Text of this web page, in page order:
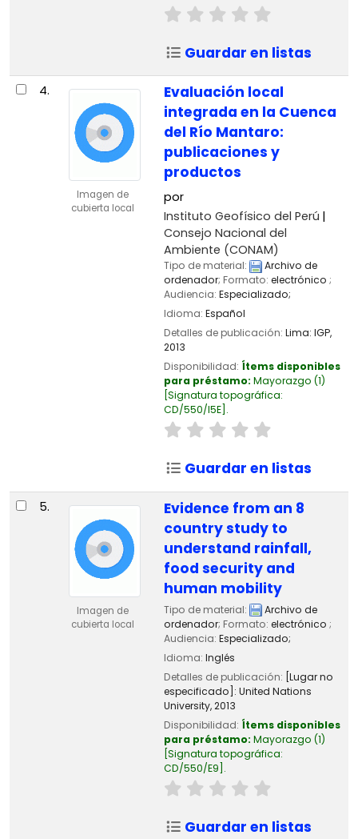
Guardar en listas
4.
Imagen de
cubierta local
Evaluación local
integrada en la Cuenca
del Río Mantaro:
publicaciones y
productos
por
Instituto Geofísico del Perú
Consejo Nacional del
Ambiente (CONAM)
Tipo de material:
Archivo de
ordenador; Formato: electrónico ;
Audiencia: Especializado;
Idioma: Español
Detalles de publicación: Lima: IGP,
2013
Disponibilidad: Ítems disponibles
para préstamo: Mayorazgo (1)
Signatura topográfica:
CD/550/I5E .
Guardar en listas
5.
Imagen de
cubierta local
Evidence from an 8
country study to
understand rainfall,
food security and
human mobility
Tipo de material:
Archivo de
ordenador; Formato: electrónico ;
Audiencia: Especializado;
Idioma: Inglés
Detalles de publicación: [Lugar no
especificado]: United Nations
University,2013
Disponibilidad: Ítems disponibles
para préstamo: Mayorazgo (1)
Signatura topográfica:
CD/550/E9 .
Guardar en listas